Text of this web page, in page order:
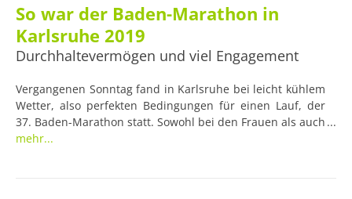
So war der Baden-Marathon in
Karlsruhe 2019
Durchhaltevermögen und viel Engagement
Vergangenen Sonntag fand in Karlsruhe bei leicht kühlem
Wetter, also perfekten Bedingungen für einen Lauf, der
37. Baden-Marathon statt. Sowohl bei den Frauen als auch
bei den Herren war der Sieg verdient und mühevoll
mehr...